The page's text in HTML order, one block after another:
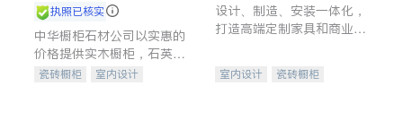
执照已核实
中华橱柜石材公司以实惠的
价格提供实木橱柜，石英石
台面，多种优质不锈钢水
瓷砖橱柜
室内设计
设计、制造、安装一体化，
打造高端定制家具和商业空
室内设计
瓷砖橱柜